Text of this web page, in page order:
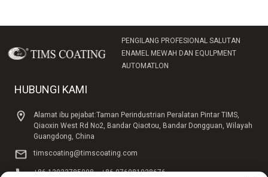
PENGILANG PROFESIONAL SALUTAN
ENAMEL MEWAH DAN EQULPMENT
AUTOMATLON
HUBUNGI KAMI
Alamat ibu pejabat:Taman Perindustrian Peralatan Pintar TIMS,
Qiaoxin West Rd No2, Bandar Qiaotou, Bandar Dongguan, Wilayah
Guangdong, China
timscoating@timscoating.com
+86 13923785098，+86 076981028676